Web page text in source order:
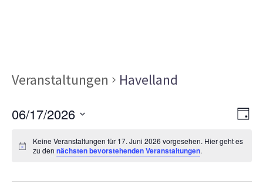
Veranstaltungen Havelland
TAG
06/17/2026
wählen.
Keine Veranstaltungen für 17. Juni 2026 vorgesehen. Hier geht es
zu den nächsten bevorstehenden Veranstaltungen.